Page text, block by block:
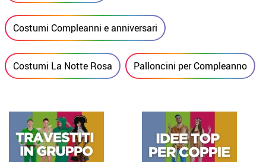
Costumi Compleanni e anniversari
Costumi La Notte Rosa Palloncini per Compleanno